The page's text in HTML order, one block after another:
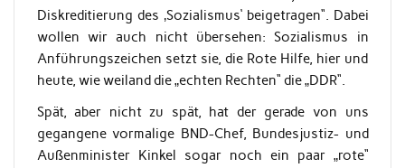
Diskreditierung des ‚Sozialismus‘ beigetragen“. Dabei
wollen wir auch nicht übersehen: Sozialismus in
Anführungszeichen setzt sie, die Rote Hilfe, hier und
heute, wie weiland die „echten Rechten“ die „DDR“.
Spät, aber nicht zu spät, hat der gerade von uns
gegangene vormalige BND-Chef, Bundesjustiz- und
Außenminister Kinkel sogar noch ein paar „rote“